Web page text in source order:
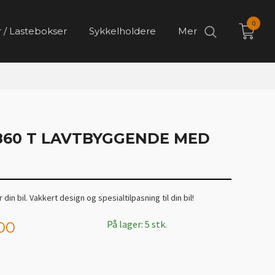
/ Lastebokser Sykkelholdere Mer
0
T LAVTBYGGENDE MED
din bil. Vakkert design og spesialtilpasning til din bil!
På lager: 5 stk.